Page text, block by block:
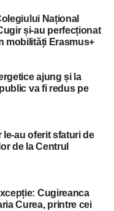
Național
și-au perfecționat
mobilități Erasmus+
ajung și la
va fi redus pe
le-au oferit sfaturi de
de la Centrul
Cugireanca
Curea, printre cei